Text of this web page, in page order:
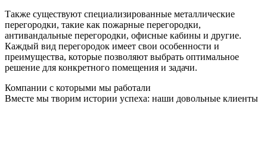
Также существуют специализированные металлические
перегородки, такие как пожарные перегородки,
антивандальные перегородки, офисные кабины и другие.
Каждый вид перегородок имеет свои особенности и
преимущества, которые позволяют выбрать оптимальное
решение для конкретного помещения и задачи.
Компании с которыми мы работали
Вместе мы творим истории успеха: наши довольные клиенты